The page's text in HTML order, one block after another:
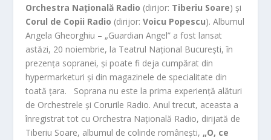
Orchestra Națională Radio (dirijor: Tiberiu Soare) și
Corul de Copii Radio (dirijor:Voicu Popescu). Albumul
Angela Gheorghiu – „Guardian Angel” a fost lansat
astăzi, 20 noiembrie, la Teatrul Național București, în
prezența sopranei, și poate fi deja cumpărat din
hypermarketuri și din magazinele de specialitate din
toată țara. Soprana nu este la prima experiență alături
de Orchestrele și Corurile Radio. Anul trecut, aceasta a
înregistrat tot cu Orchestra Națională Radio, dirijată de
Tiberiu Soare, albumul de colinde românești, „O, ce